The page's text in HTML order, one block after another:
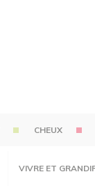
CHEUX
VIVRE ET